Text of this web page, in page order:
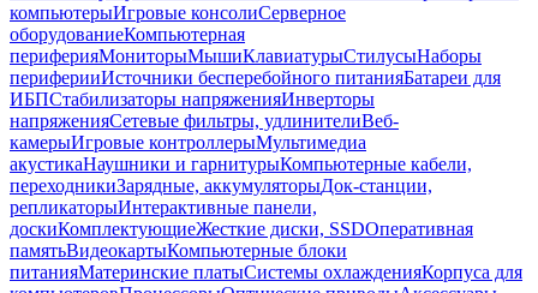
компьютерыИгровые консолиСерверное
оборудованиеКомпьютерная
периферияМониторыМышиКлавиатурыСтилусыНаборы
периферииИсточники бесперебойного питанияБатареи для
ИБПСтабилизаторы напряженияИнверторы
напряженияСетевые фильтры, удлинителиВеб-
камерыИгровые контроллерыМультимедиа
акустикаНаушники и гарнитурыКомпьютерные кабели,
переходникиЗарядные, аккумуляторыДок-станции,
репликаторыИнтерактивные панели,
доскиКомплектующиеЖесткие диски, SSDОперативная
памятьВидеокартыКомпьютерные блоки
питанияМатеринские платыСистемы охлажденияКорпуса для